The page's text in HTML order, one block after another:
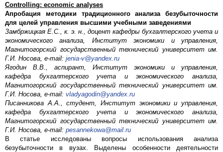
Controlling: economic analyses
Апробация методики традиционного анализа безубыточности
для целей управления высшими учебными заведениями
Замбржицкая Е.С., к. э. н., доцент кафедры бухгалтерского учета и
экономического анализа, Институт экономики и управления,
Магнитогорский государственный технический университет им.
Г.И. Носова, e-mail: jenia-v@yandex.ru
Ягодин В.В., аспирант, Институт экономики и управления,
кафедра бухгалтерского учета и экономического анализа,
Магнитогорский государственный технический университет им.
Г.И. Носова, e-mail: vladyagodin@yandex.ru
Писанникова А.А., студент, Институт экономики и управления,
кафедра бухгалтерского учета и экономического анализа,
Магнитогорский государственный технический университет им.
Г.И. Носова, e-mail: pesannekowa@mail.ru
В статье исследованы вопросы использования анализа
безубыточности в вузах. Выделены особенности деятельности